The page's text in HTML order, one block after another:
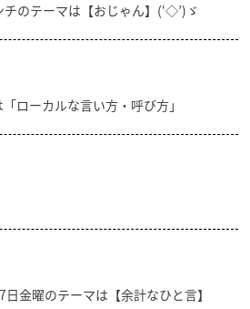
のテーマは【おじゃん】(‘◇’)ゞ
ローカルな言い方・呼び方」
金曜のテーマは【余計なひと言】